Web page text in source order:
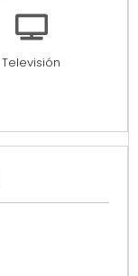
Televisión